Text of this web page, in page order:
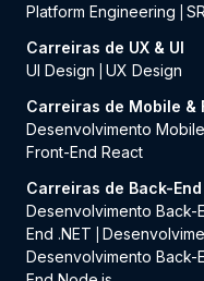
Platform Engineering
Carreiras de UX & UI
UI Design
UX Design
Carreiras de Mobile &
Desenvolvimento
Front-End React
Carreiras de Back-End
Desenvolvimento Back-
End .NET
Desenvolvimento Back-